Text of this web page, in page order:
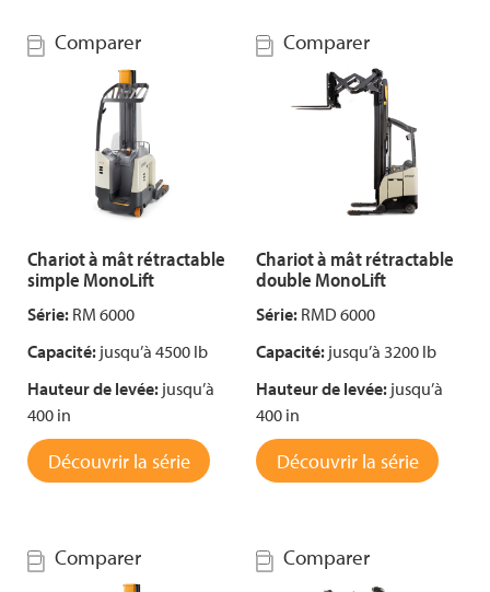
Comparer
Chariot à mât rétractable
simple MonoLift
Série: RM 6000
Capacité: jusqu’à 4500 lb
Hauteur de levée: jusqu’à
400 in
Découvrir la série
Comparer
Chariot à mât rétractable
double MonoLift
Série: RMD 6000
Capacité: jusqu’à 3200 lb
Hauteur de levée: jusqu’à
400 in
Découvrir la série
Comparer Comparer